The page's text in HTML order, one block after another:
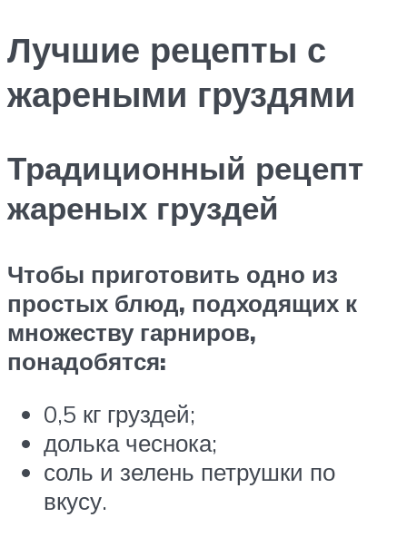
Лучшие рецепты с
жареными груздями
Традиционный рецепт
жареных груздей
Чтобы приготовить одно из
простых блюд, подходящих к
множеству гарниров,
понадобятся:
0,5 кг груздей;
долька чеснока;
соль и зелень петрушки по
вкусу.